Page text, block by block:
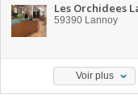
Les Orchidees
59390 Lannoy
Voir plus